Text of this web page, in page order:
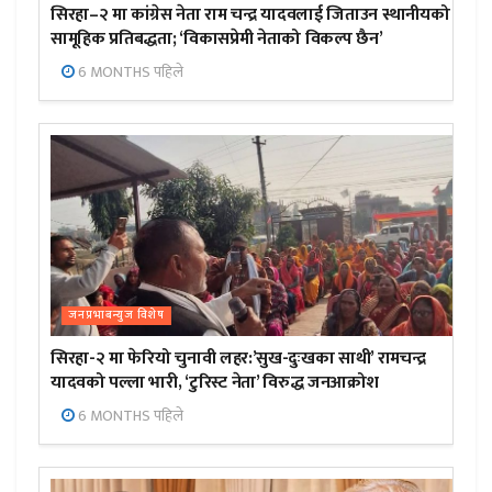
सिरहा–२ मा कांग्रेस नेता राम चन्द्र यादवलाई जिताउन स्थानीयको
सामूहिक प्रतिबद्धता; ‘विकासप्रेमी नेताको विकल्प छैन’
6 MONTHS पहिले
जनप्रभाबन्युज विशेष
सिरहा-२ मा फेरियो चुनावी लहर:’सुख-दुःखका साथी’ रामचन्द्र
यादवको पल्ला भारी, ‘टुरिस्ट नेता’ विरुद्ध जनआक्रोश
6 MONTHS पहिले